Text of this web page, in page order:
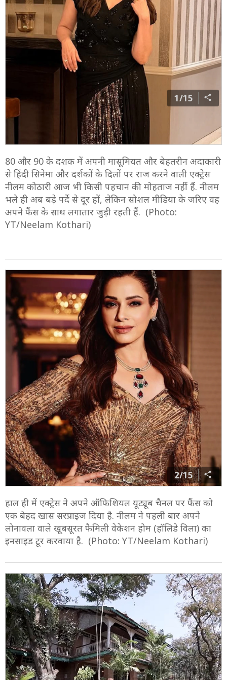
1/15
80 और 90 के दशक में अपनी मासूमियत और बेहतरीन अदाकारी
से हिंदी सिनेमा और दर्शकों के दिलों पर राज करने वाली एक्ट्रेस
नीलम कोठारी आज भी किसी पहचान की मोहताज नहीं हैं. नीलम
भले ही अब बड़े पर्दे से दूर हों, लेकिन सोशल मीडिया के जरिए वह
अपने फैंस के साथ लगातार जुड़ी रहती हैं. (Photo:
YT/Neelam Kothari)
2/15
हाल ही में एक्ट्रेस ने अपने ऑफिशियल यूट्यूब चैनल पर फैंस को
एक बेहद खास सरप्राइज दिया है. नीलम ने पहली बार अपने
लोनावला वाले खूबसूरत फैमिली वेकेशन होम (हॉलिडे विला) का
इनसाइड टूर करवाया है. (Photo: YT/Neelam Kothari)